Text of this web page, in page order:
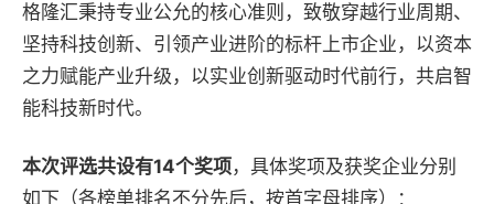
格隆汇秉持专业公允的核心准则，致敬穿越行业周期、
坚持科技创新、引领产业进阶的标杆上市企业，以资本
之力赋能产业升级，以实业创新驱动时代前行，共启智
能科技新时代。
本次评选共设有14个奖项，具体奖项及获奖企业分别
如下（各榜单排名不分先后，按首字母排序）：